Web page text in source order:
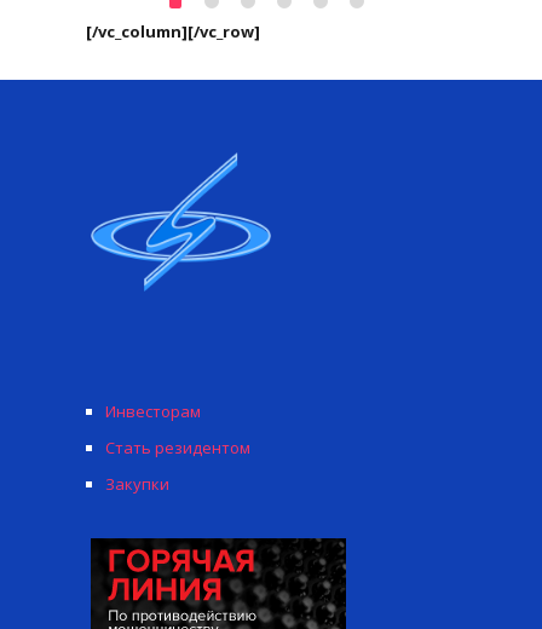
[/vc_column][/vc_row]
Инвесторам
Стать резидентом
Закупки